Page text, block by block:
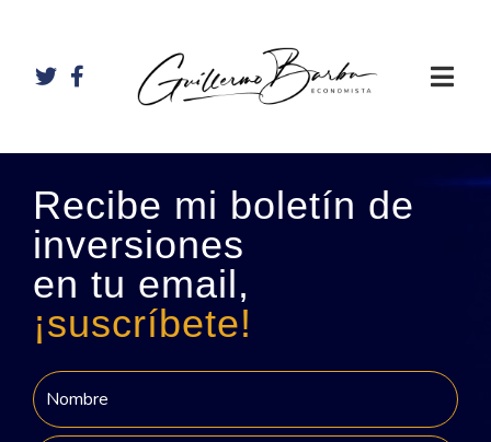
Recibe mi boletín de
inversiones
en tu email,
¡suscríbete!